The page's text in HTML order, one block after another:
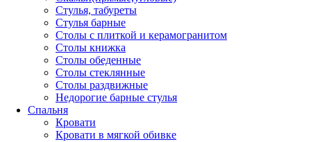
Стулья, табуреты
Стулья барные
Столы с плиткой и керамогранитом
Столы книжка
Столы обеденные
Столы стеклянные
Столы раздвижные
Недорогие барные стулья
Спальня
Кровати
Кровати в мягкой обивке